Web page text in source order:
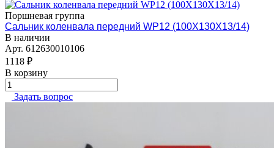
Поршневая группа
Сальник коленвала передний WP12 (100X130X13/14)
В наличии
Арт. 612630010106
1118 ₽
В корзину
Задать вопрос